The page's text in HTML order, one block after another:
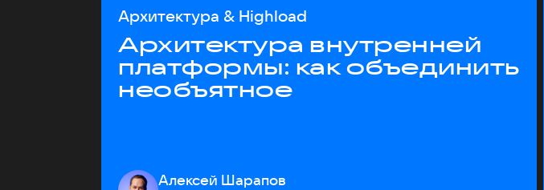
Архитектура & Highload
Архитектура внутренней
платформы: как объединить
необъятное
Алексей Шарапов